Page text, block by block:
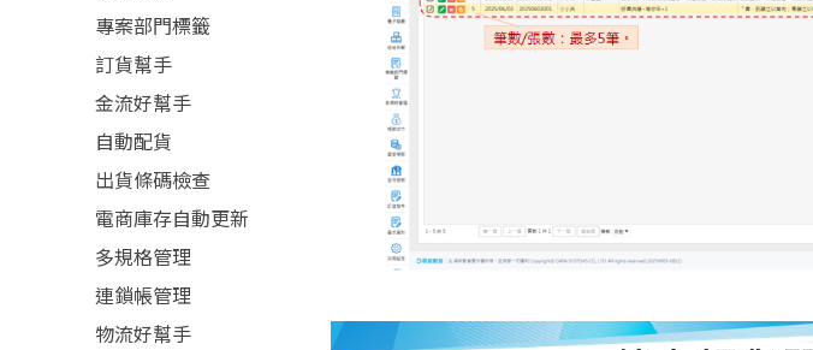
專案部門標籤
訂貨幫手
金流好幫手
自動配貨
出貨條碼檢查
電商庫存自動更新
多規格管理
連鎖帳管理
物流好幫手